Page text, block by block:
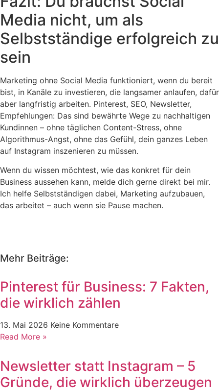
Media nicht, um als
Selbstständige erfolgreich zu
sein
Marketing ohne Social Media funktioniert, wenn du bereit
bist, in Kanäle zu investieren, die langsamer anlaufen, dafür
aber langfristig arbeiten. Pinterest, SEO, Newsletter,
Empfehlungen: Das sind bewährte Wege zu nachhaltigen
Kundinnen – ohne täglichen Content-Stress, ohne
Algorithmus-Angst, ohne das Gefühl, dein ganzes Leben
auf Instagram inszenieren zu müssen.
Wenn du wissen möchtest, wie das konkret für dein
Business aussehen kann, melde dich gerne direkt bei mir.
Ich helfe Selbstständigen dabei, Marketing aufzubauen,
das arbeitet – auch wenn sie Pause machen.
Mehr Beiträge:
Pinterest für Business: 7 Fakten,
die wirklich zählen
13. Mai 2026 Keine Kommentare
Read More »
Newsletter statt Instagram – 5
Gründe, die wirklich überzeugen